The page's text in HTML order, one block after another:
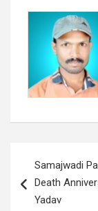
navigation
Samajwadi
Death
Yadav